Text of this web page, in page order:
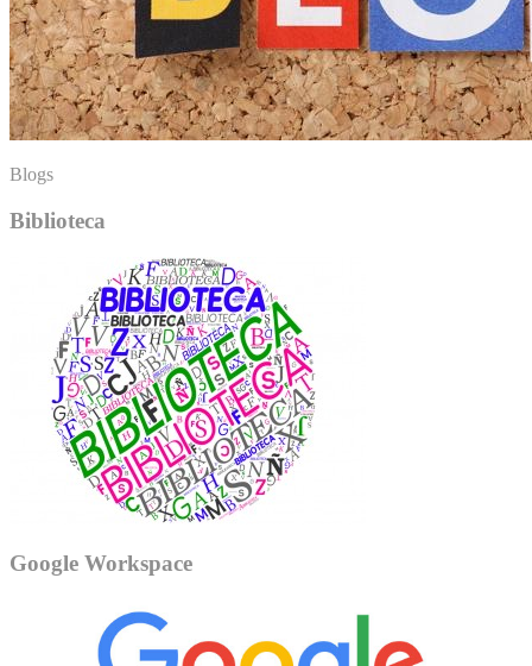
Blogs
Biblioteca
Google Workspace